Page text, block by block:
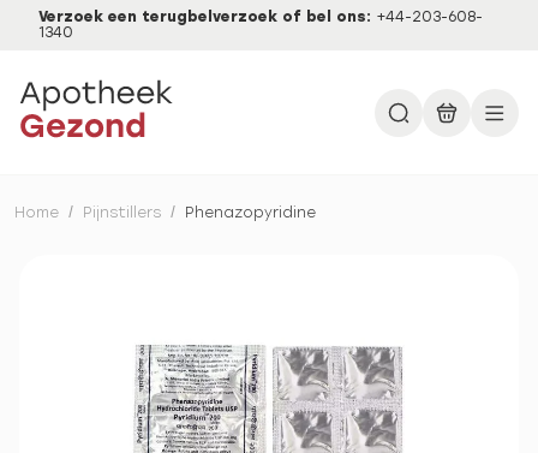
Verzoek een terugbelverzoek of bel ons: +44-203-608-
1340
Home / Pijnstillers / Phenazopyridine